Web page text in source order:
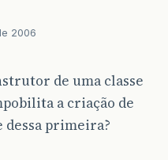
2006
de uma classe
a criação de
dessa primeira?